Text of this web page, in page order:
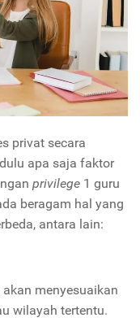
privat secara
apa saja faktor
privilege 1 guru
beragam hal yang
antara lain:
menyesuaikan
wilayah tertentu.